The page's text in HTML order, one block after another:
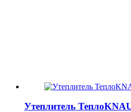
Утеплитель